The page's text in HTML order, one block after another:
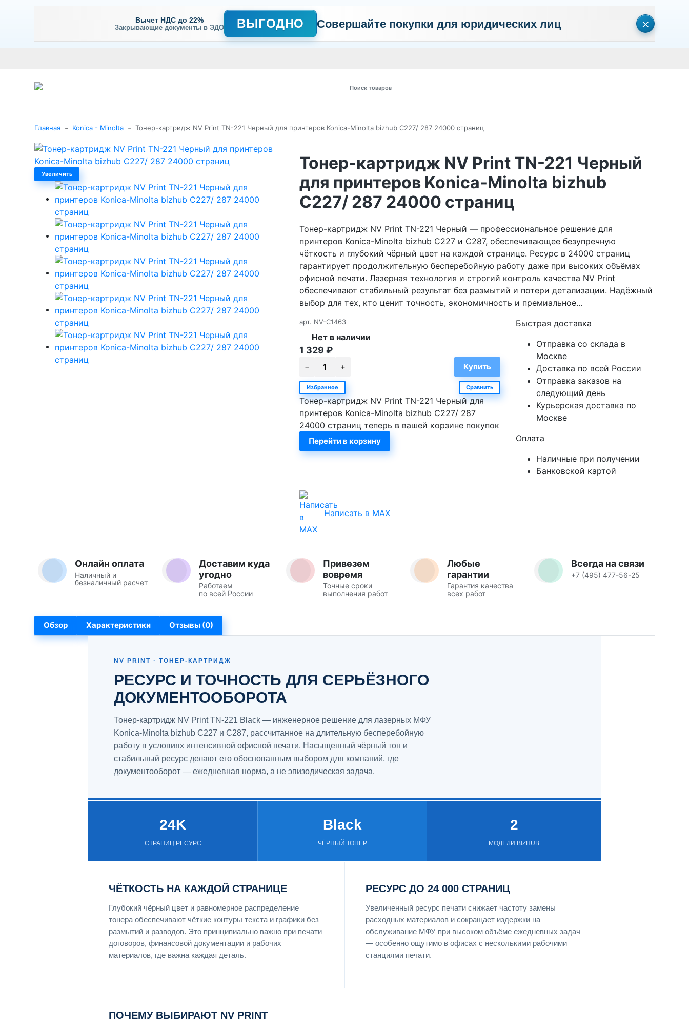
Вычет НДС до 22%
Закрывающие документы в ЭДО ВЫГОДНО Совершайте покупки для юридических лиц ×
Главная - Konica - Minolta - Тонер-картридж NV Print TN-221 Черный для принтеров Konica-Minolta bizhub C227/ 287 24000 страниц
Увеличить
Тонер-картридж NV Print TN-221 Черный
для принтеров Konica-Minolta bizhub
C227/ 287 24000 страниц
Тонер-картридж NV Print TN-221 Черный — профессиональное решение для
принтеров Konica-Minolta bizhub C227 и C287, обеспечивающее безупречную
чёткость и глубокий чёрный цвет на каждой странице. Ресурс в 24000 страниц
гарантирует продолжительную бесперебойную работу даже при высоких объёмах
офисной печати. Лазерная технология и строгий контроль качества NV Print
обеспечивают стабильный результат без размытий и потери детализации. Надёжный
выбор для тех, кто ценит точность, экономичность и премиальное...
арт. NV-C1463
Нет в наличии
1 329 ₽
Избранное Сравнить
Тонер-картридж NV Print TN-221 Черный для
принтеров Konica-Minolta bizhub C227/ 287
24000 страниц теперь в вашей корзине покупок
Перейти в корзину
Быстрая доставка
Отправка со склада в
Москве
Доставка по всей России
Отправка заказов на
следующий день
Курьерская доставка по
Москве
Оплата
Наличные при получении
Банковской картой
Написать в MAX
Онлайн оплата
Наличный и
безналичный расчет
Доставим куда
угодно
Работаем
по всей России
Привезем
вовремя
Точные сроки
выполнения работ
Любые
гарантии
Гарантия качества
всех работ
Всегда на связи
+7 (495) 477-56-25
Обзор Характеристики Отзывы (0)
NV PRINT · ТОНЕР-КАРТРИДЖ
РЕСУРС И ТОЧНОСТЬ ДЛЯ СЕРЬЁЗНОГО
ДОКУМЕНТООБОРОТА
Тонер-картридж NV Print TN-221 Black — инженерное решение для лазерных МФУ
Konica-Minolta bizhub C227 и C287, рассчитанное на длительную бесперебойную
работу в условиях интенсивной офисной печати. Насыщенный чёрный тон и
стабильный ресурс делают его обоснованным выбором для компаний, где
документооборот — ежедневная норма, а не эпизодическая задача.
24K
СТРАНИЦ РЕСУРС
Black
ЧЁРНЫЙ ТОНЕР
2
МОДЕЛИ BIZHUB
ЧЁТКОСТЬ НА КАЖДОЙ СТРАНИЦЕ
Глубокий чёрный цвет и равномерное распределение
тонера обеспечивают чёткие контуры текста и графики без
размытий и разводов. Это принципиально важно при печати
договоров, финансовой документации и рабочих
материалов, где важна каждая деталь.
РЕСУРС ДО 24 000 СТРАНИЦ
Увеличенный ресурс печати снижает частоту замены
расходных материалов и сокращает издержки на
обслуживание МФУ при высоком объёме ежедневных задач
— особенно ощутимо в офисах с несколькими рабочими
станциями печати.
ПОЧЕМУ ВЫБИРАЮТ NV PRINT